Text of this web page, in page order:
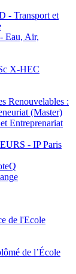
- Transport et
Eau, Air,
X-HEC
Renouvelables :
(Master)
Entreprenariat
- IP Paris
de l'Ecole
de l’École